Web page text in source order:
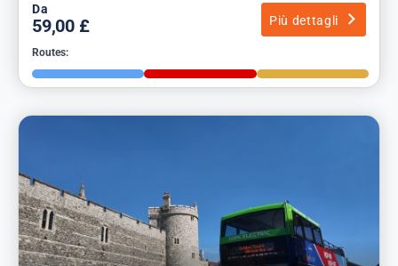
Da
59,00 £ Più dettagli
Routes: